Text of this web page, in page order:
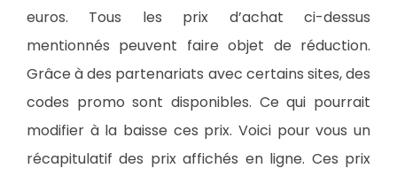
euros. Tous les prix d’achat ci-dessus
mentionnés peuvent faire objet de réduction.
Grâce à des partenariats avec certains sites, des
codes promo sont disponibles. Ce qui pourrait
modifier à la baisse ces prix. Voici pour vous un
récapitulatif des prix affichés en ligne. Ces prix